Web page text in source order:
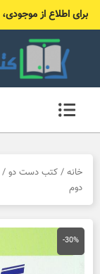
برای اطلاع از موجودی، عکس کتاب رو به
خانه / کتب دست دو /
دوم
-30%